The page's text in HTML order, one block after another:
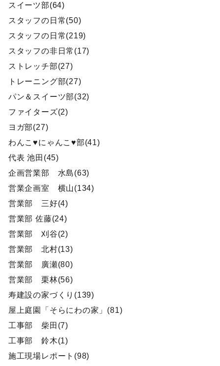
スイーツ部(64)
スタッフの日常(50)
スタッフの日常(219)
スタッフの非日常(17)
ストレッチ部(27)
トレーニング部(27)
パン＆スイーツ部(32)
ファイターズ(2)
ヨガ部(27)
わんこ♥にゃんこ♥部(41)
代表 池田(45)
企画営業部 水島(63)
営業企画室 横山(134)
営業部 三好(4)
営業部 佐藤(24)
営業部 刈谷(2)
営業部 北村(13)
営業部 廣瀬(80)
営業部 栗林(56)
寿建設の家づくり(139)
屋上庭園「そらにわの家」(81)
工事部 柴田(7)
工事部 鈴木(1)
施工現場レポート(98)